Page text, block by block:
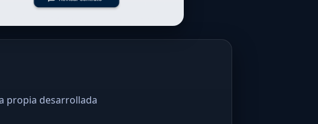
propia desarrollada